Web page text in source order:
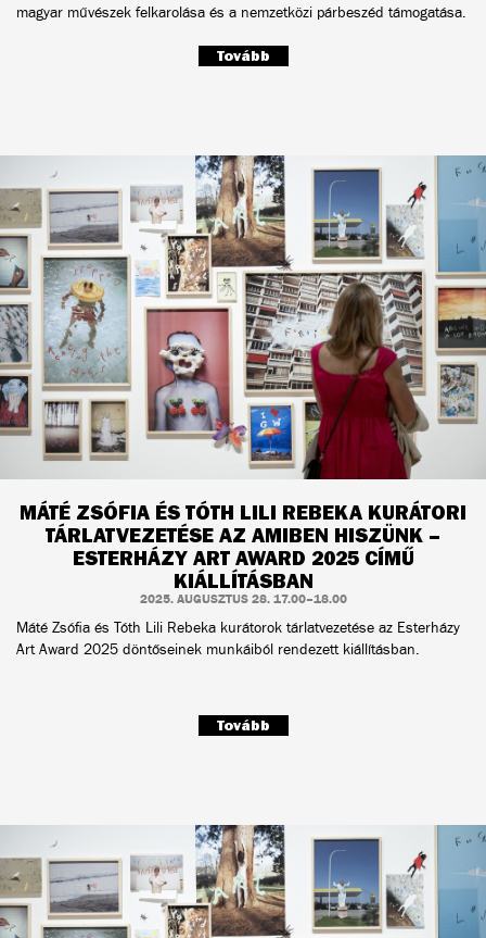
magyar művészek felkarolása és a nemzetközi párbeszéd támogatása.
Tovább
MÁTÉ ZSÓFIA ÉS TÓTH LILI REBEKA KURÁTORI
TÁRLATVEZETÉSE AZ AMIBEN HISZÜNK –
ESTERHÁZY ART AWARD 2025 CÍMŰ
KIÁLLÍTÁSBAN
2025. AUGUSZTUS 28. 17.00–18.00
Máté Zsófia és Tóth Lili Rebeka kurátorok tárlatvezetése az Esterházy
Art Award 2025 döntőseinek munkáiból rendezett kiállításban.
Tovább